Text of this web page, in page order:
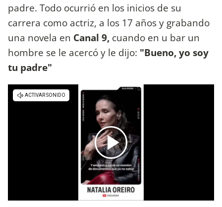
padre. Todo ocurrió en los inicios de su
carrera como actriz, a los 17 años y grabando
una novela en Canal 9, cuando en u bar un
hombre se le acercó y le dijo: "Bueno, yo soy
tu padre"